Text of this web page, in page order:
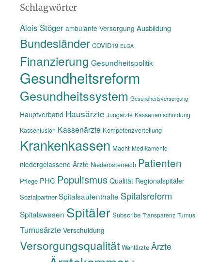
www
Schlagwörter
Alois Stöger ambulante Versorgung Ausbildung
Bundesländer COVID19 ELGA
Finanzierung Gesundheitspolitik
Gesundheitsreform
Gesundheitssystem Gesundheitsversorgung
Hauptverband Hausärzte Jungärzte Kassenentschuldung
Kassenfusion Kassenärzte Kompetenzverteilung
Krankenkassen Macht Medikamente
niedergelassene Ärzte Niederösterreich Patienten
Pflege PHC Populismus Qualität Regionalspitäler
Sozialpartner Spitalsaufenthalte Spitalsreform
Spitalswesen Spitäler Subscribe Transparenz Turnus
Turnusärzte Verschuldung
Versorgungsqualität Wahlärzte Ärzte